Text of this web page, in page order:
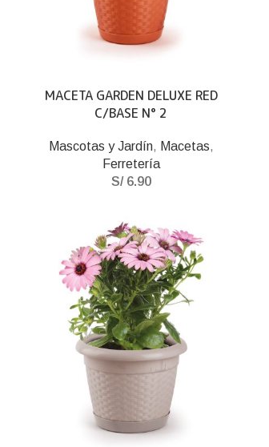
MACETA GARDEN DELUXE RED
C/BASE N° 2
Mascotas y Jardín, Macetas,
Ferretería
S/6.90